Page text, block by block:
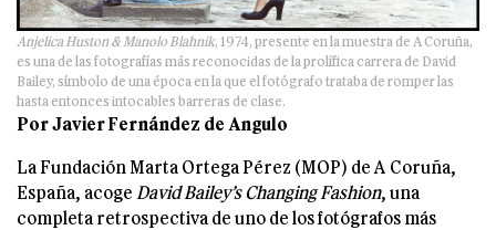
Anjelica Huston & Manolo Blahnik, 1974, presente en la muestra de A Coruña,
es una de las fotografías más reconocidas de la prolífica carrera de David
Bailey, símbolo de una época en la que el fotógrafo trataba de romper las
hasta entonces intocables barreras de clase.
Por Javier Fernández de Angulo
La Fundación Marta Ortega Pérez (MOP) de A Coruña,
España, acoge David Bailey’s Changing Fashion, una
completa retrospectiva de uno de los fotógrafos más